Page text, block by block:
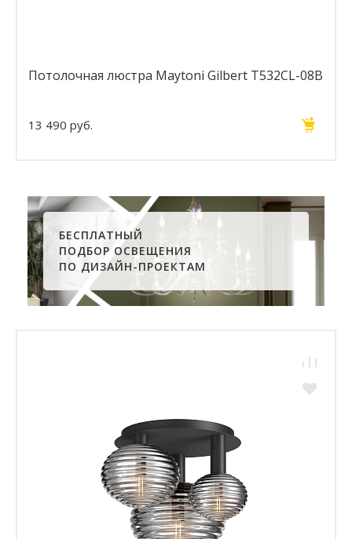
Потолочная люстра Maytoni Gilbert T532CL-08B
13 490 руб.
БЕСПЛАТНЫЙ
ПОДБОР ОСВЕЩЕНИЯ
ПО ДИЗАЙН-ПРОЕКТАМ